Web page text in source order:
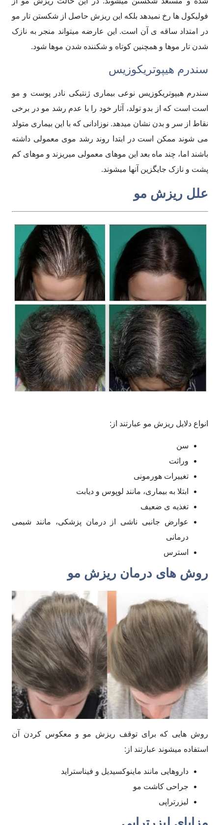
فولیکول ها رخ نمیدهد بلکه این ریزش حاصل از شکستن تار مو
در امتداد ساقه ی آن است. این عارضه میتواند منجر به نازک
شدن تار موها و همچنین کوتاه و شکننده شدن موها شود.
سندرم هیپوتریکوزیس
سندرم هیپوتریکوزیس نوعی بیماری ژنتیکی نادر پوست و مو
است است که از بدو تولد، آثار خود را با عدم رشد مو در برخی
نقاط از سر و بدن نشان میدهد. نوزادانی که با این بیماری متولد
می شوند ممکن است در ابتدا روند رشد موی معمولی داشته
باشند اما، چند ماه بعد این موهای معمولی میریزند و موهای کم
پشت و نازک جایگزین آنها میشوند.
علل ریزش مو
انواع دلایل ریزش مو عبارتند از:
سن
وراثت
تغییرات هورمونی
ابتلا به بیماری، مانند لوپوس و دیابت
تغذیه ی ضعیف
عوارض جانبی ناشی از درمان پزشکی، مانند شیمی
درمانی
استرس
روش های درمان ریزش مو
روش هایی که برای توقف ریزش مو و معکوس کردن آن
استفاده میشوند عبارتند از:
داروهایی مانند ماینوکسیدیل و فیناستراید
جراحی کاشت مو
لیزرتراپی